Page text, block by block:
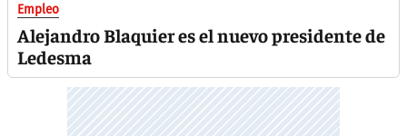
Empleo
Alejandro Blaquier es el nuevo presidente de
Ledesma